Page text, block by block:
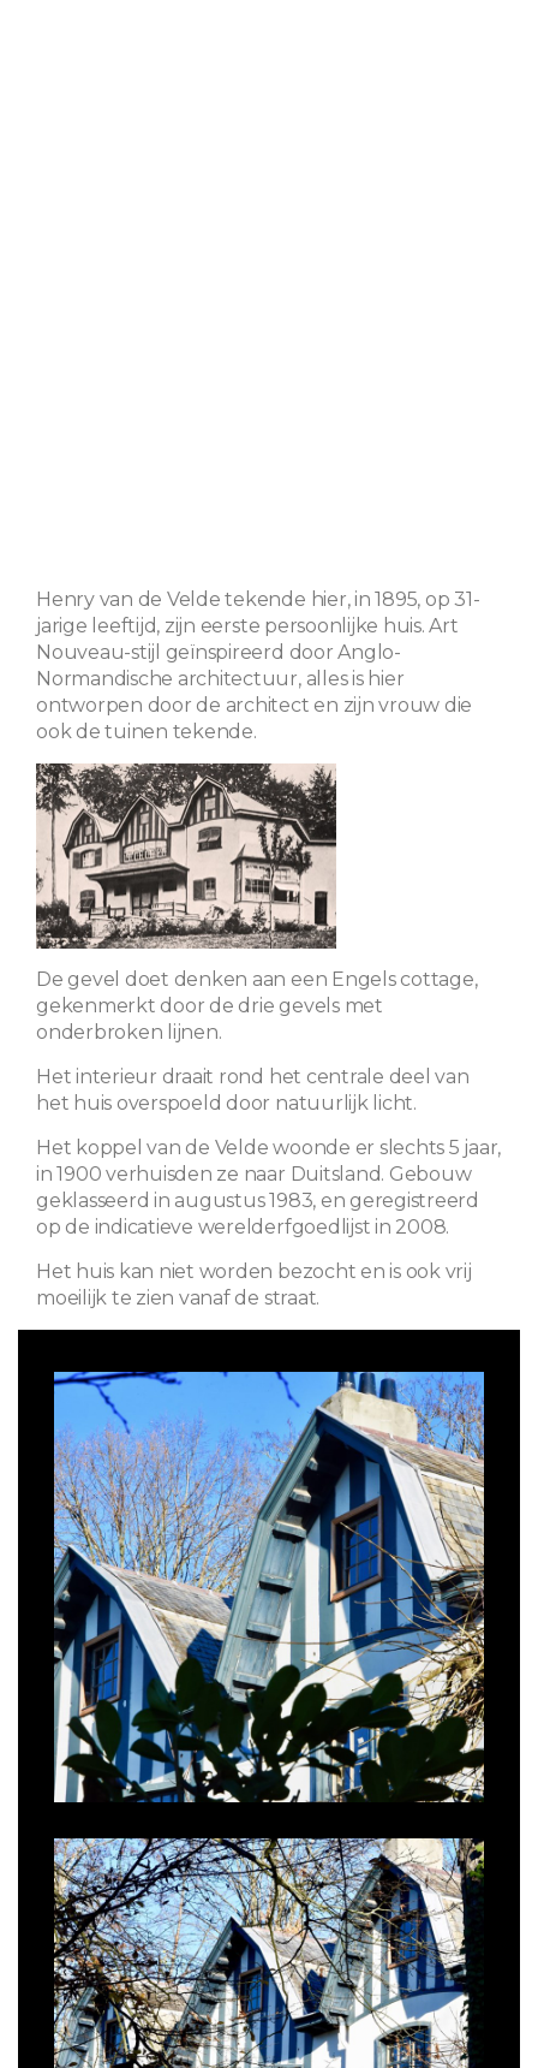
Henry van de Velde tekende hier, in 1895, op 31-
jarige leeftijd, zijn eerste persoonlijke huis. Art
Nouveau-stijl geïnspireerd door Anglo-
Normandische architectuur, alles is hier
ontworpen door de architect en zijn vrouw die
ook de tuinen tekende.
De gevel doet denken aan een Engels cottage,
gekenmerkt door de drie gevels met
onderbroken lijnen.
Het interieur draait rond het centrale deel van
het huis overspoeld door natuurlijk licht.
Het koppel van de Velde woonde er slechts 5 jaar,
in 1900 verhuisden ze naar Duitsland. Gebouw
geklasseerd in augustus 1983, en geregistreerd
op de indicatieve werelderfgoedlijst in 2008.
Het huis kan niet worden bezocht en is ook vrij
moeilijk te zien vanaf de straat.